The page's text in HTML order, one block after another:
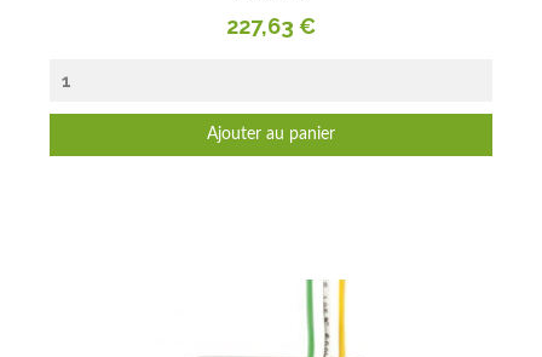
Prix
227,63 €
Ajouter au panier